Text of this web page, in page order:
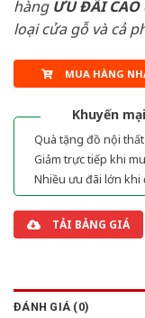
hàng ƯU ĐÃI CAO
loại cửa gỗ và cả
MUA HÀNG
Khuyến mại
Quà tặng đồ nội
Giảm trực tiếp khi
Nhiều ưu đãi lớn
TẢI BẢNG GIÁ
ĐÁNH GIÁ (0)